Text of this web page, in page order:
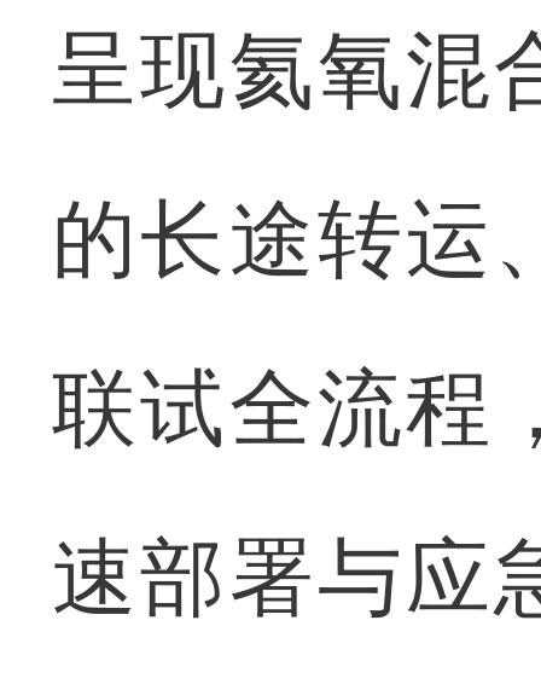
呈现氦氧混
的长途转运
联试全流程
速部署与应